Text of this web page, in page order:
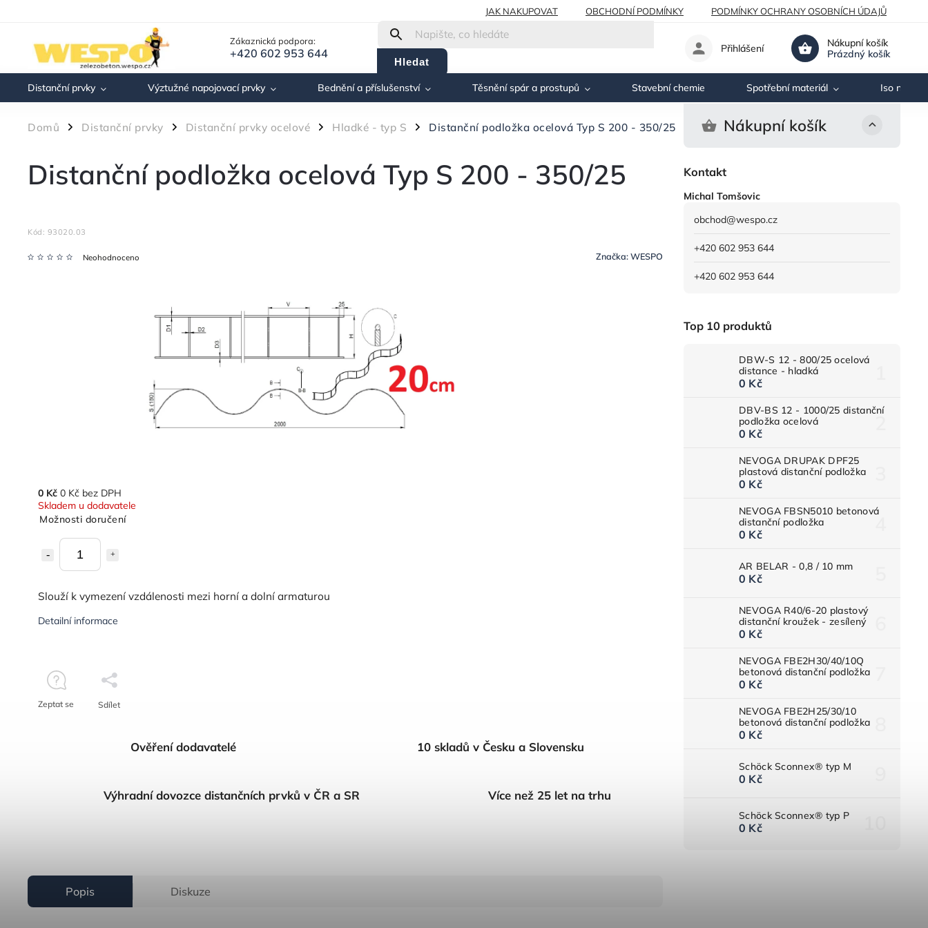
JAK NAKUPOVAT OBCHODNÍ PODMÍNKY PODMÍNKY OCHRANY OSOBNÍCH ÚDAJŮ
Zákaznická podpora:
+420 602 953 644
Hledat
Nákupní košík
Prázdný košík
Přihlášení
Distanční prvky Výztužné napojovací prvky Bednění a příslušenství Těsnění spár a prostupů Stavební chemie Spotřební materiál Iso
Domů / Distanční prvky / Distanční prvky ocelové / Hladké - typ S / Distanční podložka ocelová Typ S 200 - 350/25 Nákupní košík
Kontakt
Michal Tomšovic
obchod@wespo.cz
+420 602 953 644
+420 602 953 644
Top 10 produktů
DBW-S 12 - 800/25 ocelová
distance - hladká
0 Kč
DBV-BS 12 - 1000/25 distanční
podložka ocelová
0 Kč
NEVOGA DRUPAK DPF25
plastová distanční podložka
0 Kč
NEVOGA FBSN5010 betonová
distanční podložka
0 Kč
AR BELAR - 0,8 / 10 mm
0 Kč
NEVOGA R40/6-20 plastový
distanční kroužek - zesílený
0 Kč
NEVOGA FBE2H30/40/10Q
betonová distanční podložka
0 Kč
NEVOGA FBE2H25/30/10
betonová distanční podložka
0 Kč
Schöck Sconnex® typ M
0 Kč
Schöck Sconnex® typ P
0 Kč
Distanční podložka ocelová Typ S 200 - 350/25
Kód: 93020.03
Neohodnoceno Značka:WESPO
0 Kč 0 Kč bez DPH
Skladem u dodavatele
Možnosti doručení
Slouží k vymezení vzdálenosti mezi horní a dolní armaturou
Detailní informace
Zeptat se Sdílet
Ověření dodavatelé 10 skladů v Česku a Slovensku
Výhradní dovozce distančních prvků v ČR a SR Více než 25 let na trhu
Popis Diskuze